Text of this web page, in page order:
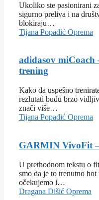
Ukoliko ste pasionirani
sigurno preliva i na
blokiraju…
Tijana Popadić Oprema
adidasov miCoach
trening
Kako da uspešno
rezlutati budu brzo
znači više…
Tijana Popadić Oprema
GARMIN VivoFit
U prethodnom tekstu o
smo da je to trenutno
očekujemo i…
Dragana Dišić Oprema